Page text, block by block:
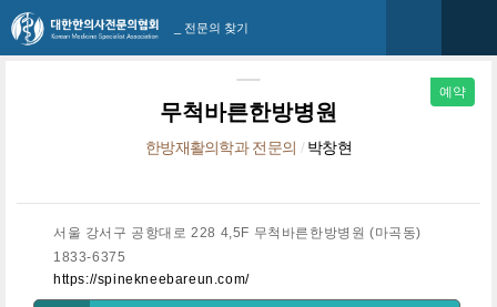
_ 전문의 찾기
무척바른한방병원
예약
한방재활의학과 전문의 / 박창현
서울 강서구 공항대로 228 4,5F 무척바른한방병원 (마곡동)
1833-6375
https://spinekneebareun.com/